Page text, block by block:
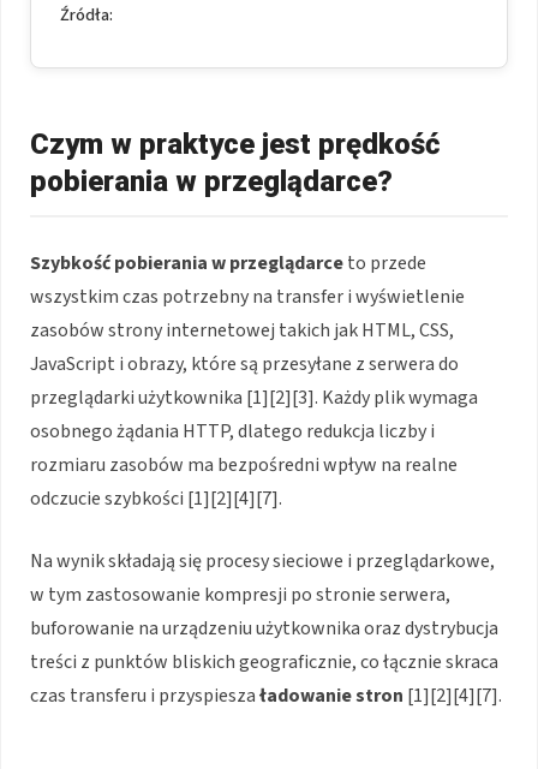
Źródła:
Czym w praktyce jest prędkość
pobierania w przeglądarce?
Szybkość pobierania w przeglądarceto przede
wszystkim czas potrzebny na transfer i wyświetlenie
zasobów strony internetowej takich jak HTML, CSS,
JavaScript i obrazy, które są przesyłane z serwera do
przeglądarki użytkownika [1][2][3]. Każdy plik wymaga
osobnego żądania HTTP, dlatego redukcja liczby i
rozmiaru zasobów ma bezpośredni wpływ na realne
odczucie szybkości [1][2][4][7].
Na wynik składają się procesy sieciowe i przeglądarkowe,
w tym zastosowanie kompresji po stronie serwera,
buforowanie na urządzeniu użytkownika oraz dystrybucja
treści z punktów bliskich geograficznie, co łącznie skraca
czas transferu i przyspieszaładowanie stron [1][2][4][7].